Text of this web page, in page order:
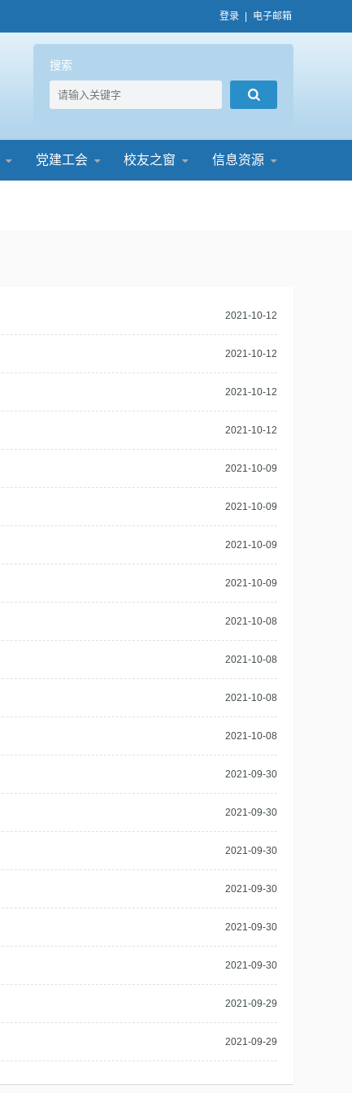
登录 电子邮箱
搜索
党建工会 校友之窗 信息资源
2021-10-12
2021-10-12
2021-10-12
2021-10-12
2021-10-09
2021-10-09
2021-10-09
2021-10-09
2021-10-08
2021-10-08
2021-10-08
2021-10-08
2021-09-30
2021-09-30
2021-09-30
2021-09-30
2021-09-30
2021-09-30
2021-09-29
2021-09-29